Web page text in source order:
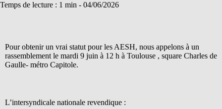
Temps de lecture : 1 min - 04/06/2026
Pour obtenir un vrai statut pour les AESH, nous appelons à un
rassemblement le mardi 9 juin à 12 h à Toulouse , square Charles de
Gaulle- métro Capitole.
L’intersyndicale nationale revendique :